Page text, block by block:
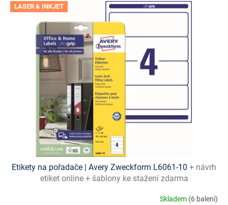
LASER & INKJET
Etikety na pořadače | Avery Zweckform L6061-10 + návrh
etiket online + šablony ke stažení zdarma
Skladem (6 balení)